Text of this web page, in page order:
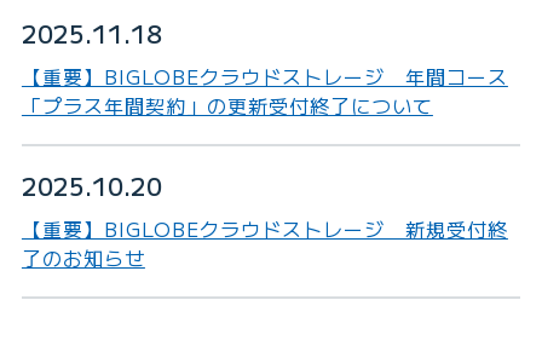
2025.11.18
【重要】BIGLOBEクラウドストレージ 年間コース
「プラス年間契約」の更新受付終了について
2025.10.20
【重要】BIGLOBEクラウドストレージ 新規受付終
了のお知らせ